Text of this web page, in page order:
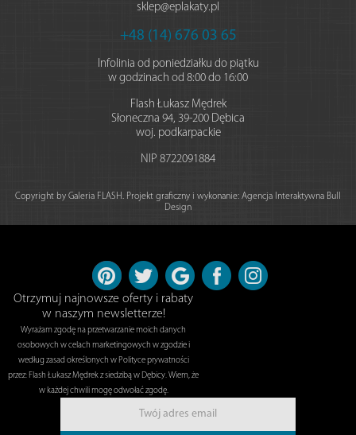
sklep@eplakaty.pl
+48 (14) 676 03 65
Infolinia od poniedziałku do piątku
w godzinach od 8:00 do 16:00
Flash Łukasz Mędrek
Słoneczna 94, 39-200 Dębica
woj. podkarpackie
NIP 8722091884
Copyright by Galeria FLASH. Projekt graficzny i wykonanie: Agencja Interaktywna Bull
Design
Otrzymuj najnowsze oferty i rabaty
w naszym newsletterze!
Wyrażam zgodę na przetwarzanie moich danych
osobowych w celach marketingowych w zgodzie i
według zasad określonych w Polityce prywatności
przez: Flash Łukasz Mędrek z siedzibą w Dębicy. Wiem, że
w każdej chwili mogę odwołać zgodę.